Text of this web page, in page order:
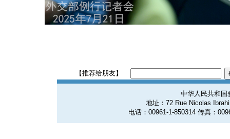
【推荐给朋友】
中华人民共和国
地址：72 Rue Nicolas
电话：00961-1-850314 传真：